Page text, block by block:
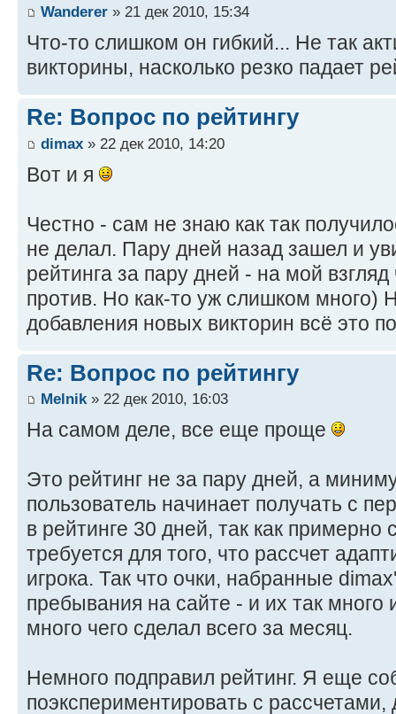
Wanderer » 21 дек 2010, 15:34
Что-то слишком он гибкий... Не так
викторины, насколько резко падает
Re: Вопрос по рейтингу
dimax » 22 дек 2010, 14:20
Вот и я
Честно - сам не знаю как так
не делал. Пару дней назад зашел и
рейтинга за пару дней - на мой
против. Но как-то уж слишком много)
добавления новых викторин всё это
Re: Вопрос по рейтингу
Melnik» 22 дек 2010, 16:03
На самом деле, все еще проще
Это рейтинг не за пару дней, а
пользователь начинает получать с
в рейтинге 30 дней, так как примерно
требуется для того, что рассчет
игрока. Так что очки, набранные
пребывания на сайте - и их так
много чего сделал всего за месяц.
Немного подправил рейтинг. Я еще
поэкспериментировать с